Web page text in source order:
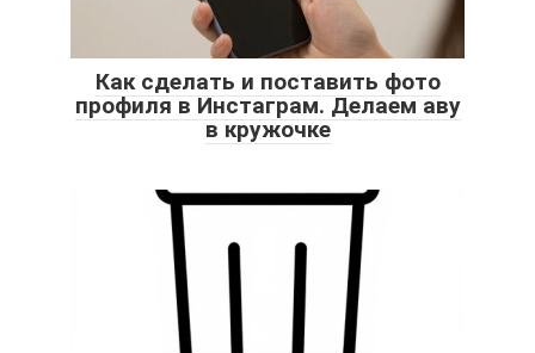
Как сделать и поставить фото
профиля в Инстаграм. Делаем аву
в кружочке